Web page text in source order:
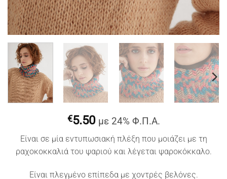
€5.50 με 24% Φ.Π.Α.
Είναι σε μία εντυπωσιακή πλέξη που μοιάζει με τη
ραχοκοκκαλιά του ψαριού και λέγεται ψαροκόκκαλο.
Είναι πλεγμένο επίπεδα με χοντρές βελόνες.